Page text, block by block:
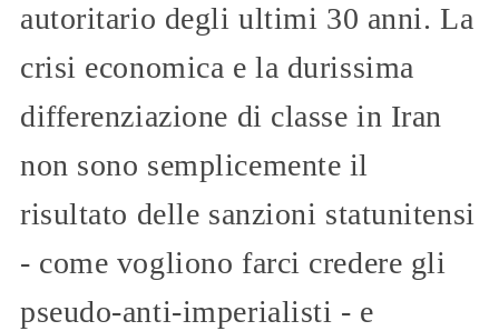
autoritario degli ultimi 30 anni. La
crisi economica e la durissima
differenziazione di classe in Iran
non sono semplicemente il
risultato delle sanzioni statunitensi
- come vogliono farci credere gli
pseudo-anti-imperialisti - e